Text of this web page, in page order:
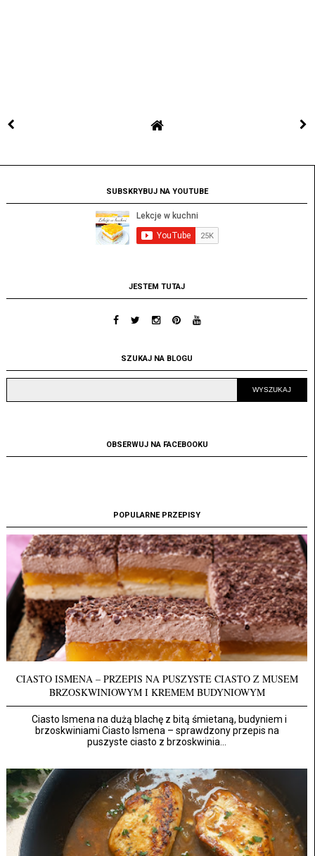
SUBSKRYBUJ NA YOUTUBE
JESTEM TUTAJ
SZUKAJ NA BLOGU
OBSERWUJ NA FACEBOOKU
POPULARNE PRZEPISY
CIASTO ISMENA – PRZEPIS NA PUSZYSTE CIASTO Z MUSEM
BRZOSKWINIOWYM I KREMEM BUDYNIOWYM
Ciasto Ismena na dużą blachę z bitą śmietaną, budyniem i
brzoskwiniami Ciasto Ismena – sprawdzony przepis na
puszyste ciasto z brzoskwinia...